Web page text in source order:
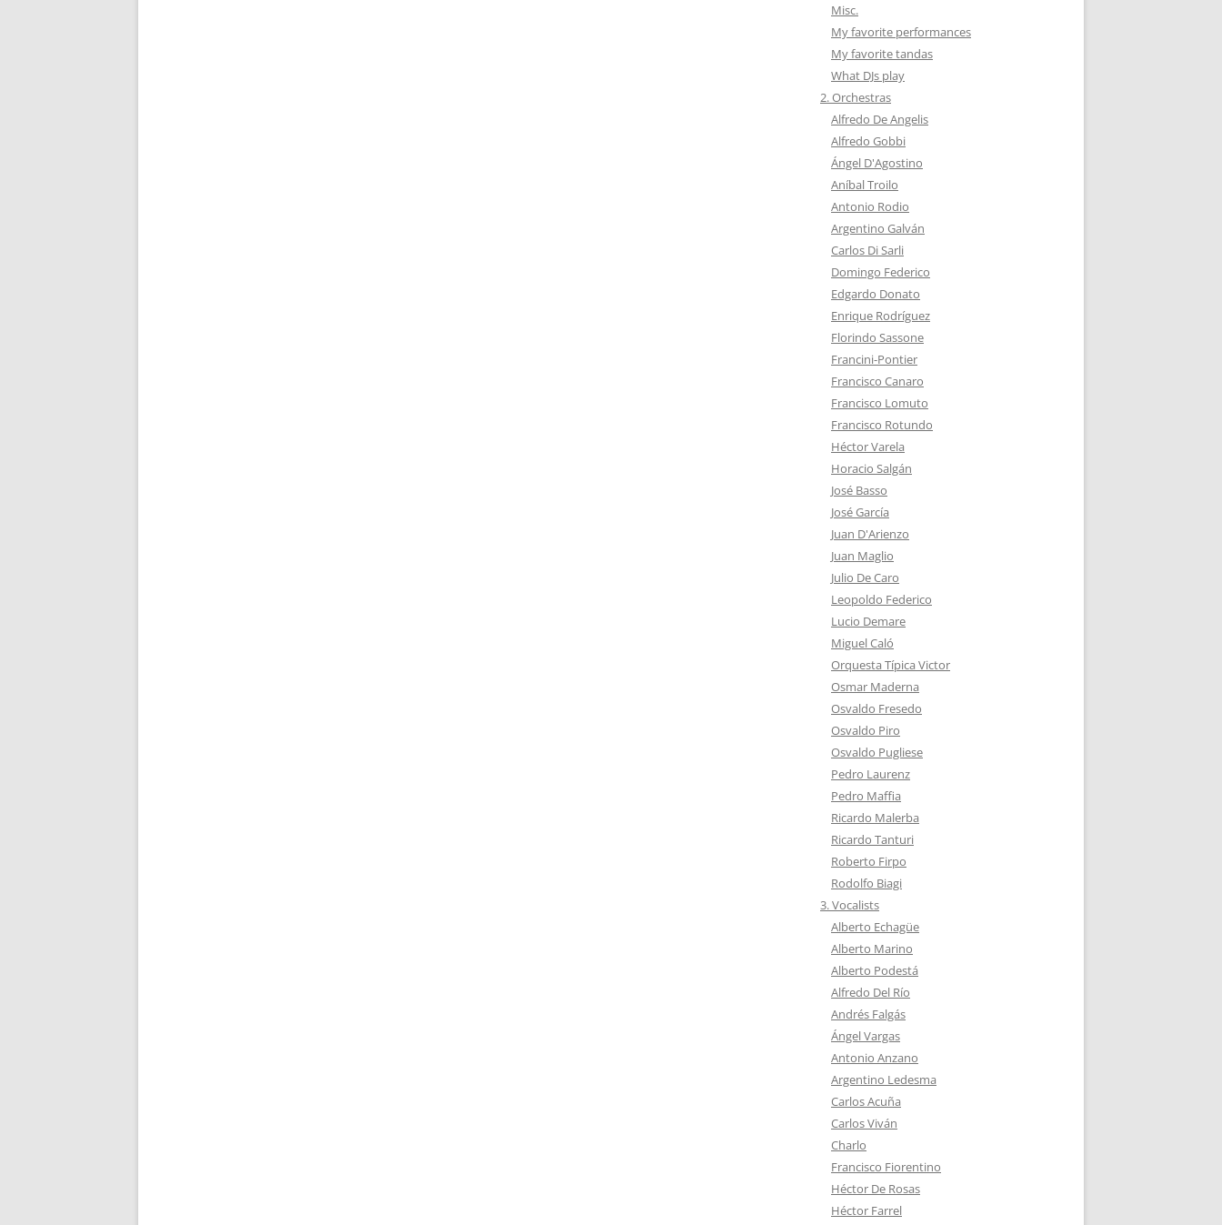
Misc.
My favorite performances
My favorite tandas
What DJs play
2. Orchestras
Alfredo De Angelis
Alfredo Gobbi
Ángel D'Agostino
Aníbal Troilo
Antonio Rodio
Argentino Galván
Carlos Di Sarli
Domingo Federico
Edgardo Donato
Enrique Rodríguez
Florindo Sassone
Francini-Pontier
Francisco Canaro
Francisco Lomuto
Francisco Rotundo
Héctor Varela
Horacio Salgán
José Basso
José García
Juan D'Arienzo
Juan Maglio
Julio De Caro
Leopoldo Federico
Lucio Demare
Miguel Caló
Orquesta Típica Victor
Osmar Maderna
Osvaldo Fresedo
Osvaldo Piro
Osvaldo Pugliese
Pedro Laurenz
Pedro Maffia
Ricardo Malerba
Ricardo Tanturi
Roberto Firpo
Rodolfo Biagi
3. Vocalists
Alberto Echagüe
Alberto Marino
Alberto Podestá
Alfredo Del Río
Andrés Falgás
Ángel Vargas
Antonio Anzano
Argentino Ledesma
Carlos Acuña
Carlos Viván
Charlo
Francisco Fiorentino
Héctor De Rosas
Héctor Farrel